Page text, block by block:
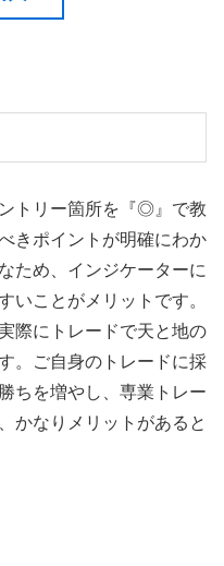
トリー箇所を『◎』で教
きポイントが明確にわか
ため、インジケーターに
いことがメリットです。
際にトレードで天と地の
。ご自身のトレードに採
ちを増やし、専業トレー
かなりメリットがあると